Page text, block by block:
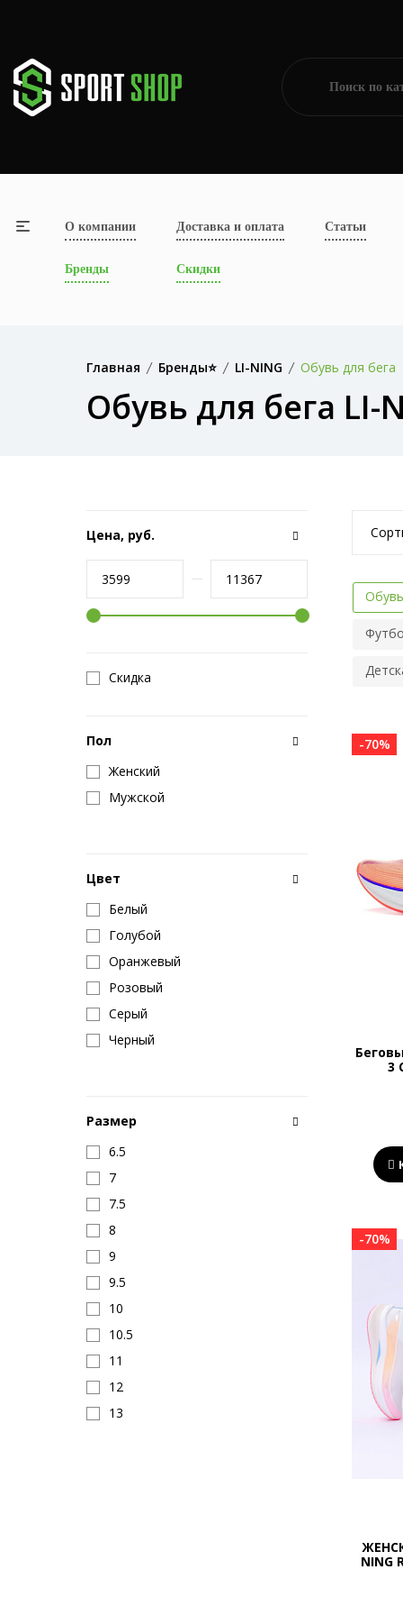
О компании Доставка и оплата Статьи
Бренды Скидки
Главная Бренды⭐ LI-NING Обувь для бега
Обувь для бега LI-
Цена, руб.
Скидка
Пол
Женский
Мужской
Цвет
Белый
Голубой
Оранжевый
Розовый
Серый
Черный
Размер
6.5
7
7.5
8
9
9.5
10
10.5
11
12
13
-70%
3
-70%
NING